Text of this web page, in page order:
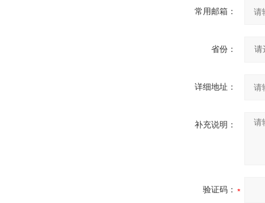
常用邮箱：
省份：
详细地址：
补充说明：
验证码：